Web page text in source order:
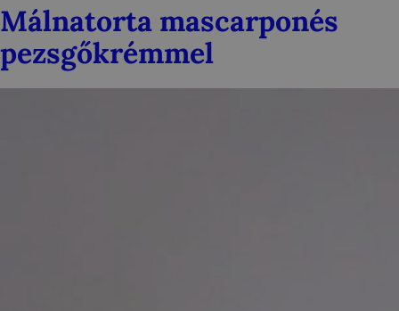
Málnatorta mascarponés
pezsgőkrémmel